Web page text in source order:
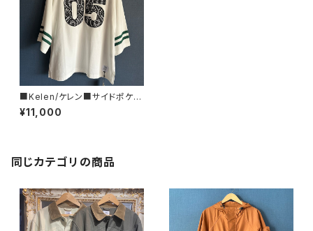
■Kelen/ケレン■サイドポケッ
ト・スウェットTEE■KLM26HC
S1203
¥11,000
同じカテゴリの商品